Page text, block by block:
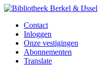
Contact
Inloggen
Onze vestigingen
Abonnementen
Translate